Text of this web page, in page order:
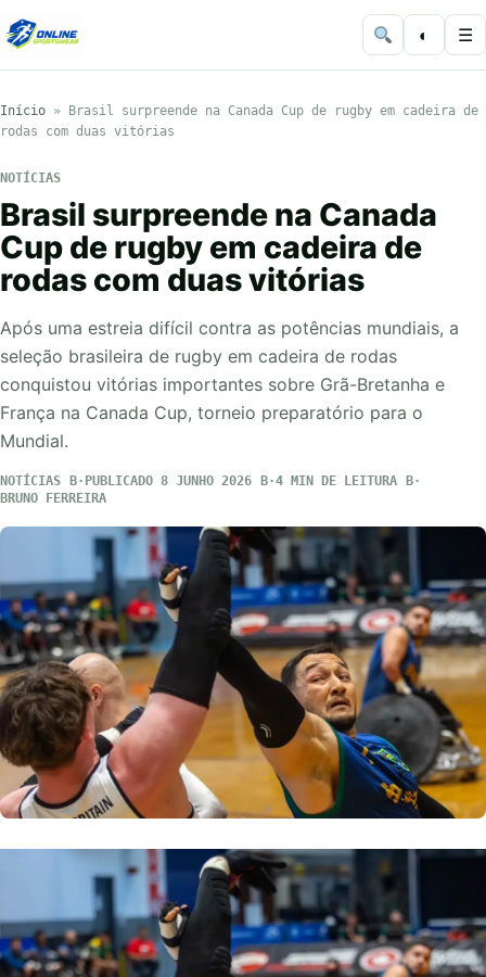
◐ ☰
Início »
Brasil surpreende na Canada Cup de rugby em cadeira de
rodas com duas vitórias
NOTÍCIAS
Brasil surpreende na Canada
Cup de rugby em cadeira de
rodas com duas vitórias
Após uma estreia difícil contra as potências mundiais, a
seleção brasileira de rugby em cadeira de rodas
conquistou vitórias importantes sobre Grã-Bretanha e
França na Canada Cup, torneio preparatório para o
Mundial.
NOTÍCIAS PUBLICADO 8 JUNHO 2026
4 MIN DE LEITURA
BRUNO FERREIRA